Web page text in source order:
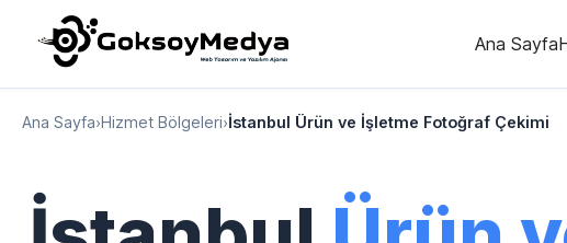
Ana Sayfa
Ana Sayfa›Hizmet Bölgeleri›İstanbul Ürün ve İşletme Fotoğraf Çekimi